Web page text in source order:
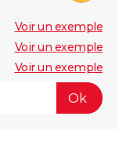
Voir un exemple
Voir un exemple
Voir un exemple